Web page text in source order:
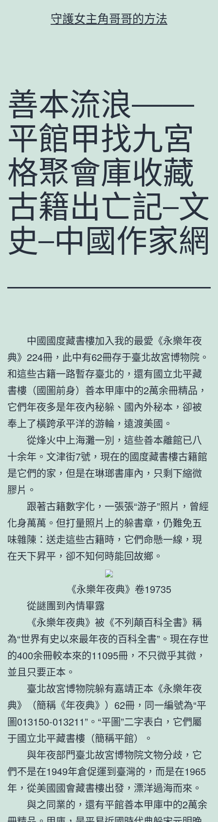
守護女主角哥哥的方法
善本流浪——
平館甲找九宮
格聚會庫收藏
古籍出亡記–文
史–中國作家網
中國國度藏書樓加入我的最愛《永樂年夜
典》224冊，此中有62冊存于臺北故宮博物院。
和這些古籍一路暫存臺北的，還有國立北平藏
書樓（國圖前身）善本甲庫中的2萬余冊精品，
它們年夜多是年夜內秘躲、國內外秘本，卻被
奉上了橫跨承平洋的游輪，遠渡美國。
從烽火中上海灘一別，這些善本離館已八
十余年。文津街7號，現在的國度藏書樓古籍館
是它們的家，但是在琳瑯書庫內，只剩下縮微
膠片。
跟著古籍數字化，一張張“游子”照片，曾經
化身萬萬。但打量照片上的躲書章，仍難免五
味雜陳：送走這些古籍時，它們命懸一線，現
在天下昇平，卻不知何時能回故鄉。
《永樂年夜典》卷19735
從謎團到內情畢露
《永樂年夜典》被《不列顛百科全書》稱
為“世界有史以來最年夜的百科全書”。現在存世
的400余冊較本來的11095冊，不只微乎其微，
並且只要正本。
臺北故宮博物院躲有嘉靖正本《永樂年夜
典》（簡稱《年夜典》）62冊，同一編號為“平
圖013150-013211”。“平圖”二字表白，它們屬
于國立北平藏書樓（簡稱平館）。
與年夜部門臺北故宮博物院文物分歧，它
們不是在1949年倉促運到臺灣的，而是在1965
年，從美國國會藏書樓出發，漂洋過海而來。
與之同業的，還有平館善本甲庫中的2萬余